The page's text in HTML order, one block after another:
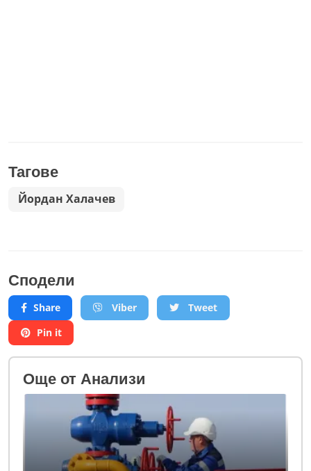
Тагове
Йордан Халачев
Сподели
Share Viber
Tweet
Pin it
Oще от Анализи